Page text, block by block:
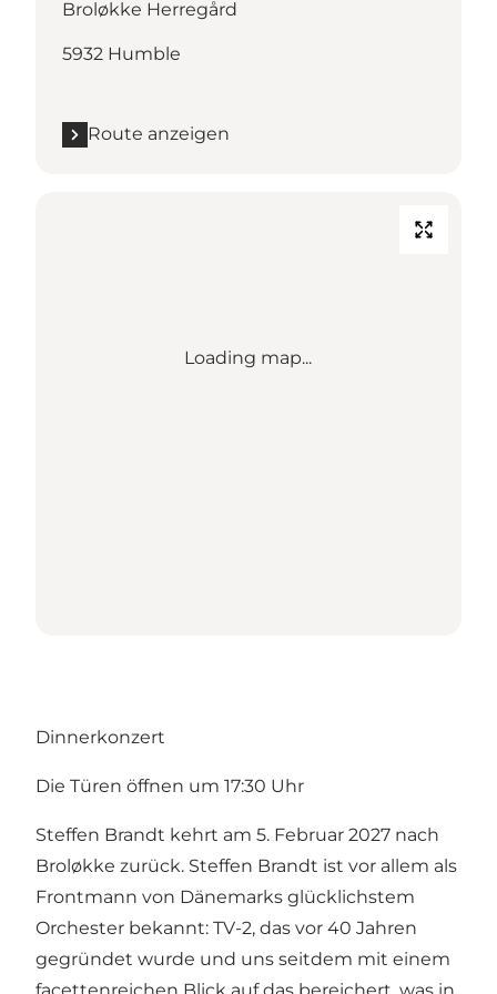
Broløkke Herregård
5932 Humble
Route anzeigen
Loading map...
Dinnerkonzert
Die Türen öffnen um 17:30 Uhr
Steffen Brandt kehrt am 5. Februar 2027 nach
Broløkke zurück. Steffen Brandt ist vor allem als
Frontmann von Dänemarks glücklichstem
Orchester bekannt: TV-2, das vor 40 Jahren
gegründet wurde und uns seitdem mit einem
facettenreichen Blick auf das bereichert, was in